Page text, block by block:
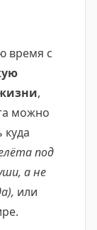
время с
,
можно
куда
под
а не
или